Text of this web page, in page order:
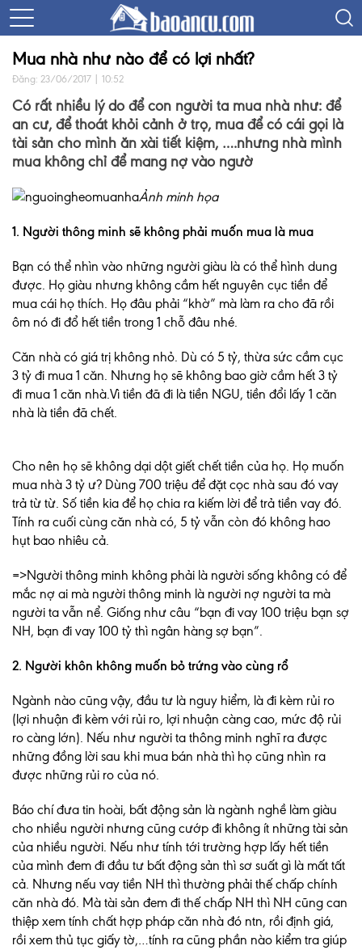
Mua nhà như nào để có lợi nhất?
Đăng: 23/06/2017 | 10:52
Có rất nhiều lý do để con người ta mua nhà như: để
an cư, để thoát khỏi cảnh ở trọ, mua để có cái gọi là
tài sản cho mình ăn xài tiết kiệm, ….nhưng nhà mình
mua không chỉ để mang nợ vào ngườ
Ảnh minh họa
1. Người thông minh sẽ không phải muốn mua là mua
Bạn có thể nhìn vào những người giàu là có thể hình dung
được. Họ giàu nhưng không cầm hết nguyên cục tiền để
mua cái họ thích. Họ đâu phải “khờ” mà làm ra cho đã rồi
ôm nó đi đổ hết tiền trong 1 chỗ đâu nhé.
Căn nhà có giá trị không nhỏ. Dù có 5 tỷ, thừa sức cầm cục
3 tỷ đi mua 1 căn. Nhưng họ sẽ không bao giờ cầm hết 3 tỷ
đi mua 1 căn nhà.Vì tiền đã đi là tiền NGU, tiền đổi lấy 1 căn
nhà là tiền đã chết.
Cho nên họ sẽ không dại dột giết chết tiền của họ. Họ muốn
mua nhà 3 tỷ ư? Dùng 700 triệu để đặt cọc nhà sau đó vay
trả từ từ. Số tiền kia để họ chia ra kiếm lời để trả tiền vay đó.
Tính ra cuối cùng căn nhà có, 5 tỷ vẫn còn đó không hao
hụt bao nhiêu cả.
=>Người thông minh không phải là người sống không có để
mắc nợ ai mà người thông minh là người nợ người ta mà
người ta vẫn nể. Giống như câu “bạn đi vay 100 triệu bạn sợ
NH, bạn đi vay 100 tỷ thì ngân hàng sợ bạn”.
2. Người khôn không muốn bỏ trứng vào cùng rổ
Ngành nào cũng vậy, đầu tư là nguy hiểm, là đi kèm rủi ro
(lợi nhuận đi kèm với rủi ro, lợi nhuận càng cao, mức độ rủi
ro càng lớn). Nếu như người ta thông minh nghĩ ra được
những đồng lời sau khi mua bán nhà thì họ cũng nhìn ra
được những rủi ro của nó.
Báo chí đưa tin hoài, bất động sản là ngành nghề làm giàu
cho nhiều người nhưng cũng cướp đi không ít những tài sản
của nhiều người. Nếu như tính tới trường hợp lấy hết tiền
của mình đem đi đầu tư bất động sản thì sơ suất gì là mất tất
cả. Nhưng nếu vay tiền NH thì thường phải thế chấp chính
căn nhà đó. Mà tài sản đem đi thế chấp NH thì NH cũng can
thiệp xem tính chất hợp pháp căn nhà đó ntn, rồi định giá,
rồi xem thủ tục giấy tờ,…tính ra cũng phần nào kiểm tra giúp